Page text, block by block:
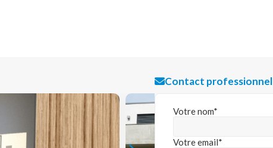
Contact professionnel
Votre nom*
Votre email*